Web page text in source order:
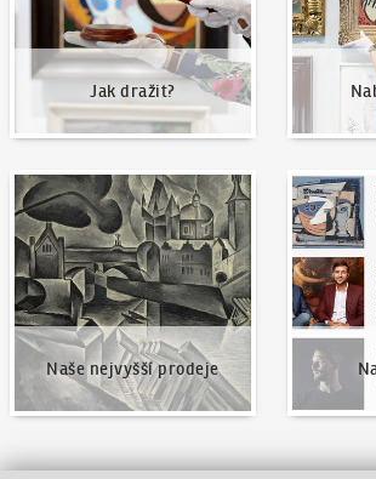
Jak dražit?
Naše nejvyšší prodeje
Naše nejvyšší prodeje Napsali o nás